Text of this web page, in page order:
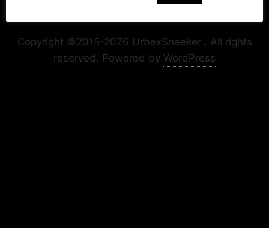
Copyright ©2015-2026 UrbexSneeker . All rights
reserved. Powered by WordPress